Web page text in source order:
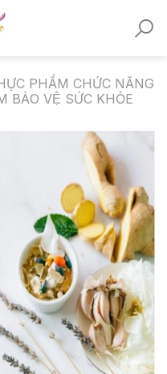
PHẨM CHỨC NĂNG
BẢO VỆ SỨC KHỎE